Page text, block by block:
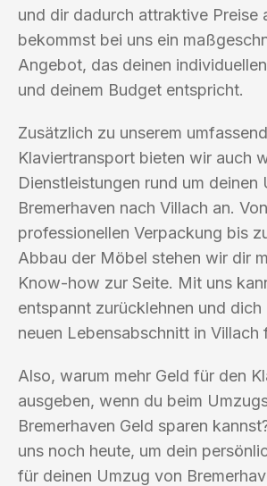
und dir dadurch attraktive Preise
bekommst bei uns ein
Angebot, das deinen
und deinem Budget entspricht.
Zusätzlich zu unserem
Klaviertransport bieten wir auch
Dienstleistungen rund um deinen
Bremerhaven nach Villach an.
professionellen Verpackung bis
Abbau der Möbel stehen wir dir
Know-how zur Seite. Mit uns
entspannt zurücklehnen und dich
neuen Lebensabschnitt in Villach
Also, warum mehr Geld für den
ausgeben, wenn du beim
Bremerhaven Geld sparen
uns noch heute, um dein
für deinen Umzug von